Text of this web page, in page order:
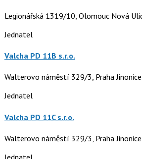
Legionářská 1319/10, Olomouc Nová
Jednatel
Valcha PD 11B s.r.o.
Walterovo náměstí 329/3, Praha
Jednatel
Valcha PD 11C s.r.o.
Walterovo náměstí 329/3, Praha